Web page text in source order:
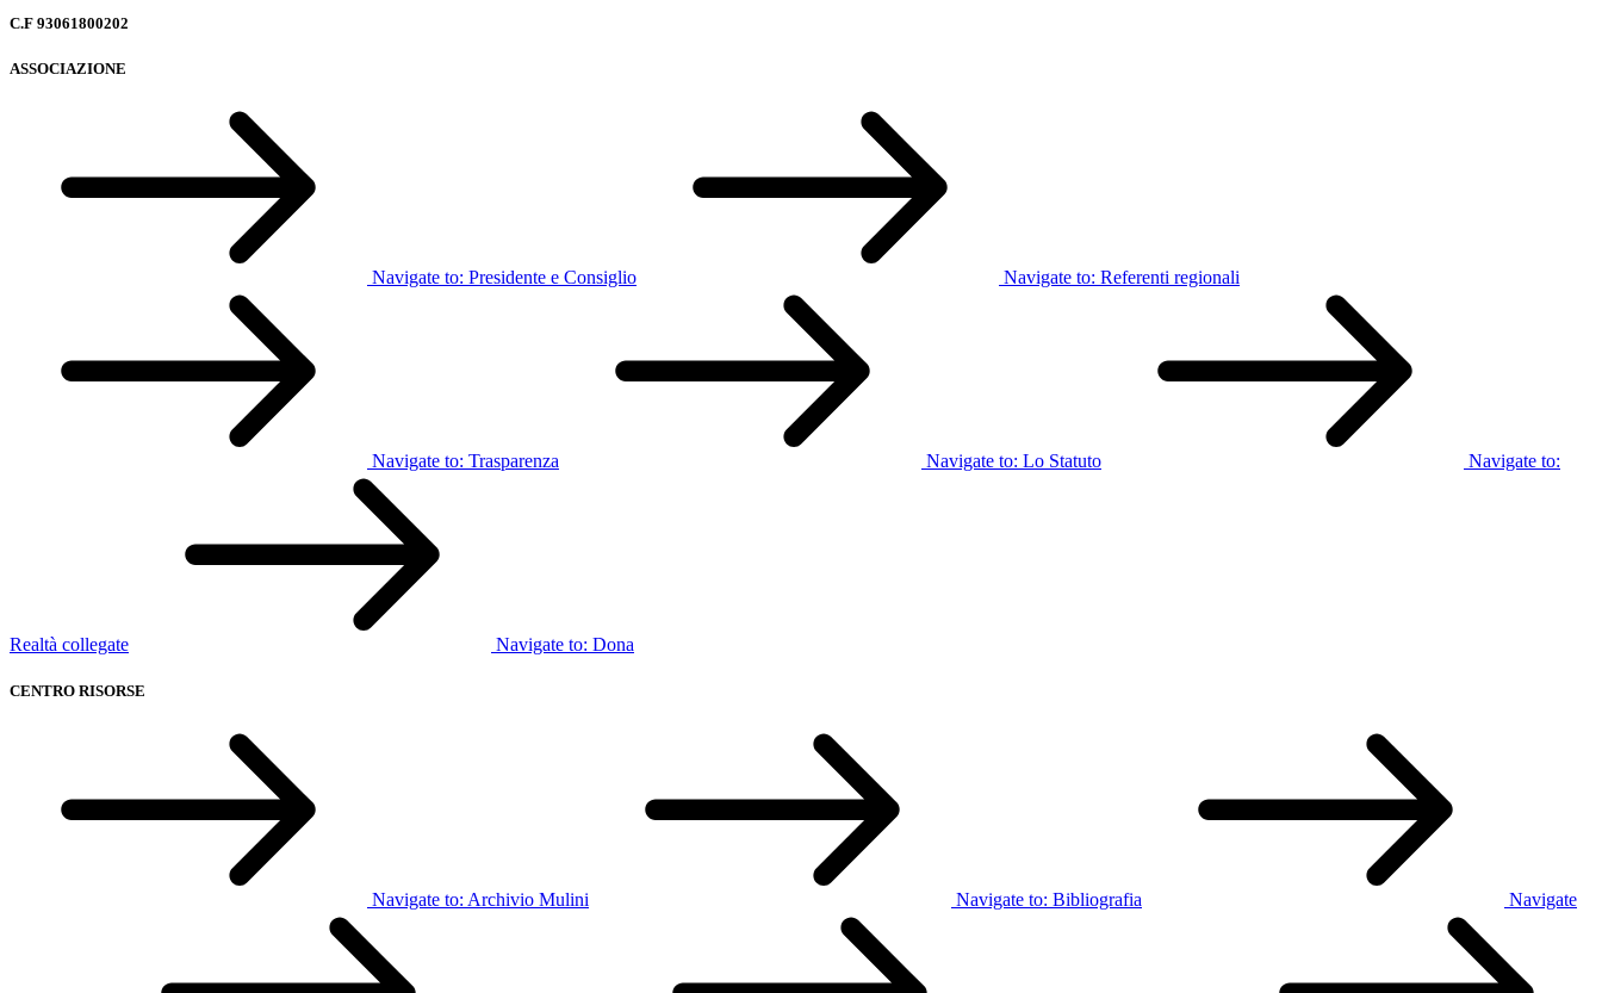
C.F 93061800202
ASSOCIAZIONE
Navigate to: Presidente e Consiglio Navigate to: Referenti regionali
Navigate to: Trasparenza Navigate to: Lo Statuto Navigate to:
Realtà collegate Navigate to: Dona
CENTRO RISORSE
Navigate to: Archivio Mulini Navigate to: Bibliografia Navigate